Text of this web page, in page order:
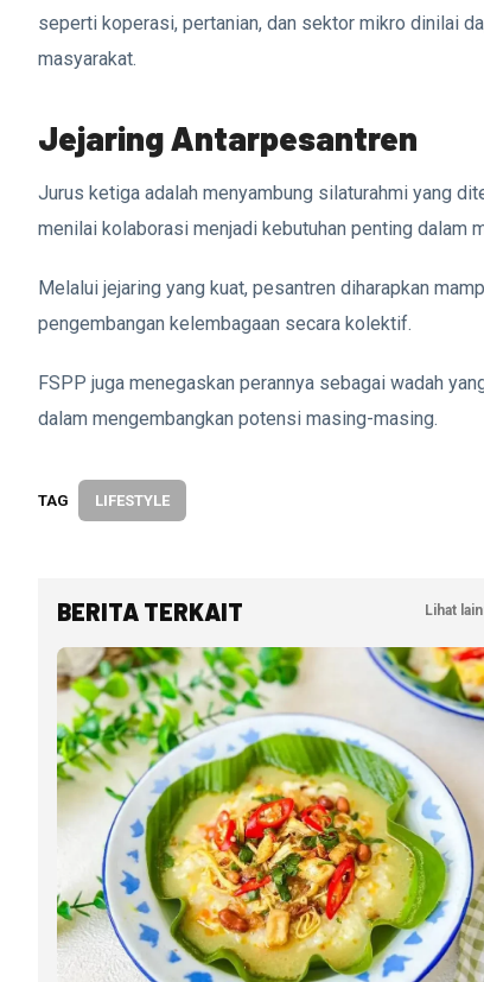
seperti koperasi, pertanian, dan sektor mikro dinilai
masyarakat.
Jejaring Antarpesantren
Jurus ketiga adalah menyambung silaturahmi yang
menilai kolaborasi menjadi kebutuhan penting dalam
Melalui jejaring yang kuat, pesantren diharapkan
pengembangan kelembagaan secara kolektif.
FSPP juga menegaskan perannya sebagai wadah
dalam mengembangkan potensi masing-masing.
TAG LIFESTYLE
BERITA TERKAIT Lihat